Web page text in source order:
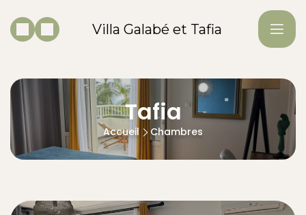
Villa Galabé et Tafia
Tafia
Accueil Chambres